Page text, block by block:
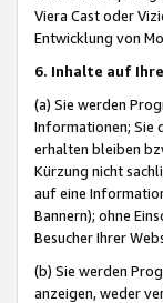
Viera Cast oder
Entwicklung von
6. Inhalte auf
(a) Sie werden
Informationen; Sie
erhalten bleiben
Kürzung nicht
auf eine
Bannern); ohne
Besucher Ihrer
(b) Sie werden
anzeigen, weder